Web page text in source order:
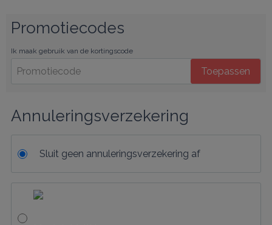
Promotiecodes
Ik maak gebruik van de kortingscode
Toepassen
Annuleringsverzekering
Sluit geen annuleringsverzekering af